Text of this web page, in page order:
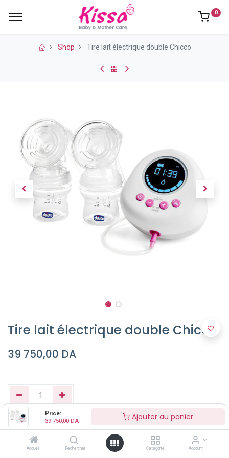
Price:
39 750,00 DA Ajouter au panier
Accueil Rechercher Catégorie Account
0
Shop Tire lait électrique double Chicco
Tire lait électrique double Chicco
39 750,00 DA
Ajouter au panier